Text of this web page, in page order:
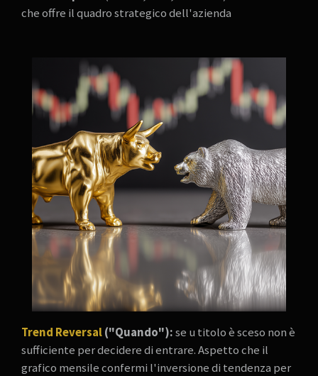
che offre il quadro strategico dell'azienda
Trend Reversal("Quando"):se u titolo è sceso non è
sufficiente per decidere di entrare. Aspetto che il
grafico mensile confermi l'inversione di tendenza per